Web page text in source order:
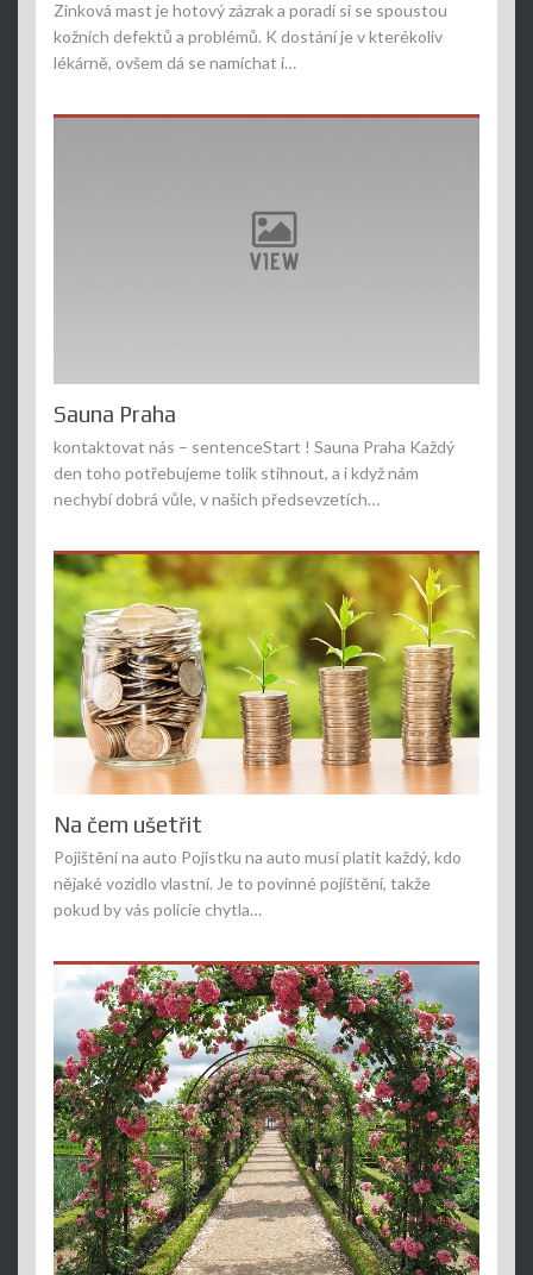
Zinková mast je hotový zázrak a poradí si se spoustou
kožních defektů a problémů. K dostání je v kterékoliv
lékárně, ovšem dá se namíchat i…
Sauna Praha
kontaktovat nás – sentenceStart ! Sauna Praha Každý
den toho potřebujeme tolik stihnout, a i když nám
nechybí dobrá vůle, v našich předsevzetích…
Na čem ušetřit
Pojištění na auto Pojistku na auto musí platit každý, kdo
nějaké vozidlo vlastní. Je to povinné pojištění, takže
pokud by vás policie chytla…